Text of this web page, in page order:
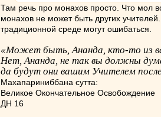
Там речь про монахов просто. Что мол
монахов не может быть других
традиционной среде могут ошибаться.
«Может быть, Ананда, кто-то из
Нет, Ананда, не так вы должны
да будут они вашим Учителем
Махапариниббана сутта:
Великое Окончательное Освобождение
ДН 16